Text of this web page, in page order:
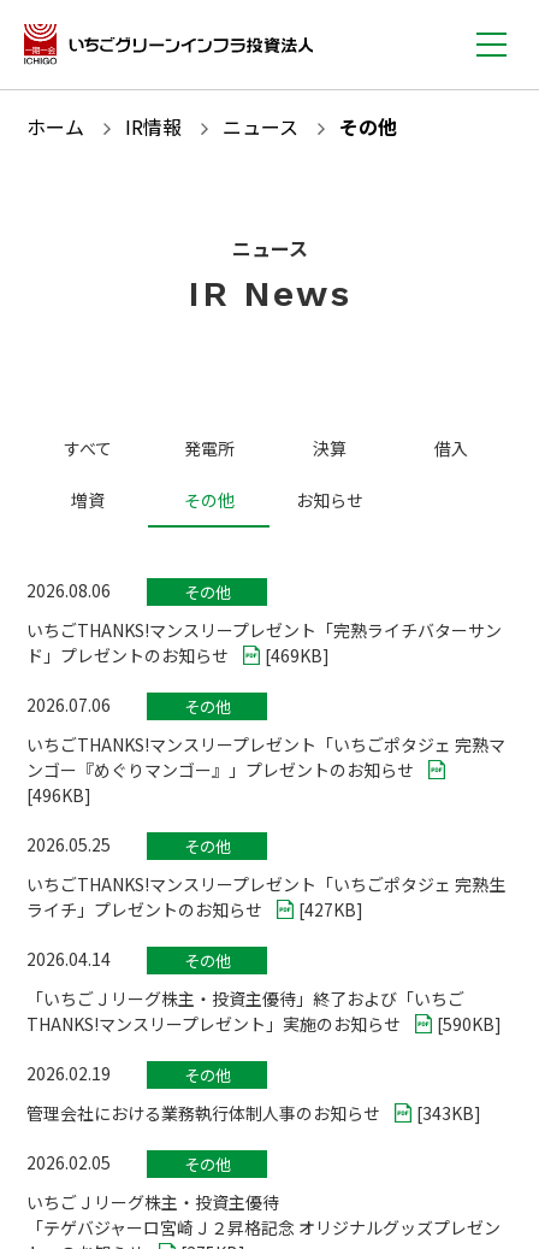
ホーム IR情報 ニュース その他
ニュース
IR News
すべて 発電所 決算 借入
増資 その他 お知らせ
2026.08.06 その他
いちごTHANKS!マンスリープレゼント「完熟ライチバターサン
ド」プレゼントのお知らせ
[469KB]
2026.07.06 その他
いちごTHANKS!マンスリープレゼント「いちごポタジェ 完熟マ
ンゴー『めぐりマンゴー』」プレゼントのお知らせ
[496KB]
2026.05.25 その他
いちごTHANKS!マンスリープレゼント「いちごポタジェ 完熟生
ライチ」プレゼントのお知らせ
[427KB]
2026.04.14 その他
「いちごＪリーグ株主・投資主優待」終了および「いちご
THANKS!マンスリープレゼント」実施のお知らせ
[590KB]
2026.02.19 その他
管理会社における業務執行体制人事のお知らせ [343KB]
2026.02.05 その他
いちごＪリーグ株主・投資主優待
「テゲバジャーロ宮崎Ｊ２昇格記念 オリジナルグッズプレゼン